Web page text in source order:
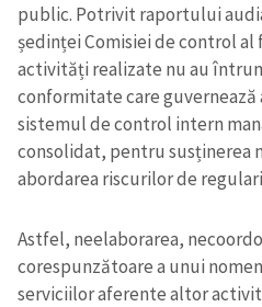
public. Potrivit raportului
ședinței Comisiei de control
activități realizate nu au
conformitate care
sistemul de control intern
consolidat, pentru susținerea
abordarea riscurilor de
Astfel, neelaborarea,
corespunzătoare a unui
serviciilor aferente altor